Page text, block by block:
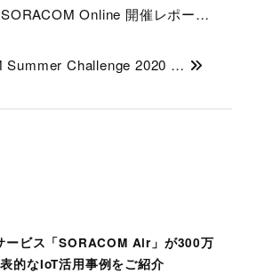
ービス「SORACOM Air」が300万
的なIoT活用事例をご紹介
Online 開催レポー…
Summer Challenge 2020 …